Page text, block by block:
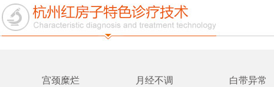
宫颈糜烂 月经不调 白带异常